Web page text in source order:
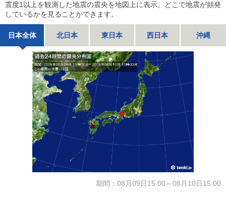
震度1以上を観測した地震の震央を地図上に表示。どこで地震が頻発
しているかを見ることができます。
日本全体 北日本 東日本 西日本 沖縄
期間：08月09日15:00～08月10日15:00